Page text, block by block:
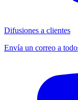
Difusiones a clientes
Envía un correo a